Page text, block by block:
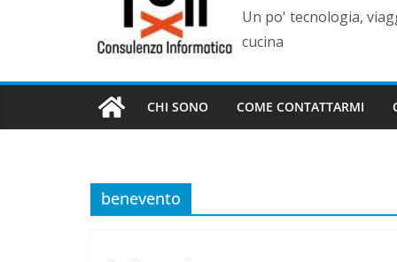
Controllo operativo
gestionale su
Un po' tecnologia,
cucina
CHI SONO COME CONTATTARMI
benevento
WEB E COMUNICAZIONE